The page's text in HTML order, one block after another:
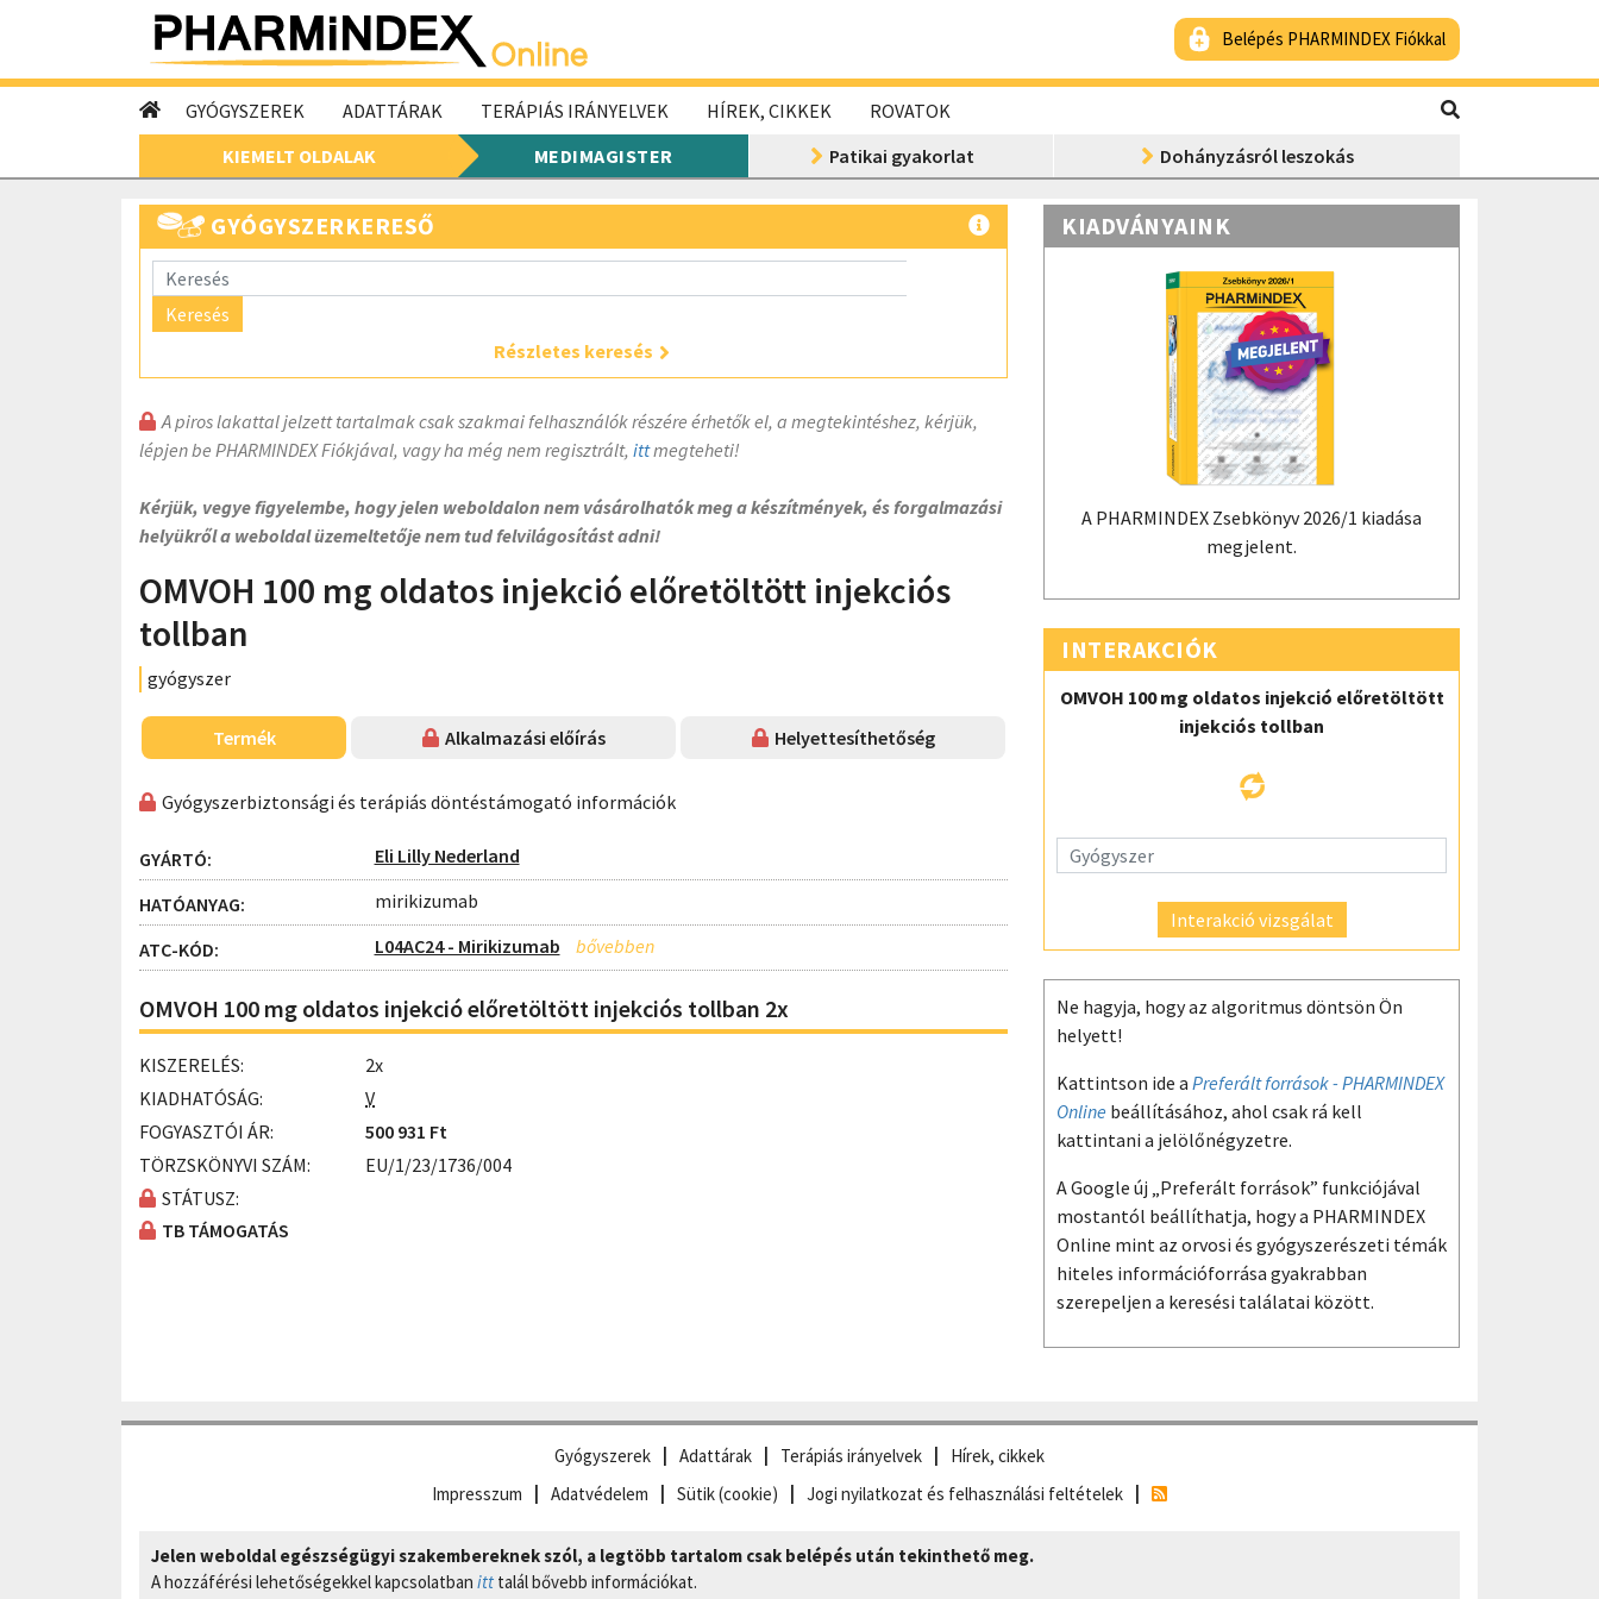
Belépés PHARMINDEX Fiókkal
GYÓGYSZEREK ADATTÁRAK TERÁPIÁS IRÁNYELVEK HÍREK, CIKKEK
ROVATOK
KIEMELT OLDALAK
MEDIMAGISTER Patikai gyakorlat Dohányzásról leszokás
GYÓGYSZERKERESŐ
Keresés
Részletes keresés
A piros lakattal jelzett tartalmak csak szakmai felhasználók részére érhetők el, a megtekintéshez, kérjük,
lépjen be PHARMINDEX Fiókjával, vagy ha még nem regisztrált, ittmegteheti!
Kérjük, vegye figyelembe, hogy jelen weboldalon nem vásárolhatók meg a készítmények, és forgalmazási
helyükről a weboldal üzemeltetője nem tud felvilágosítást adni!
OMVOH 100 mg oldatos injekció előretöltött injekciós
tollban
gyógyszer
Termék Alkalmazási előírás Helyettesíthetőség
Gyógyszerbiztonsági és terápiás döntéstámogató információk
GYÁRTÓ: Eli Lilly Nederland
HATÓANYAG: mirikizumab
ATC-KÓD: L04AC24 - Mirikizumab
OMVOH 100 mg oldatos injekció előretöltött injekciós tollban 2x
KISZERELÉS:
2x
KIADHATÓSÁG:
V
FOGYASZTÓI ÁR:
500 931 Ft
TÖRZSKÖNYVI SZÁM:
EU/1/23/1736/004
STÁTUSZ:
TB TÁMOGATÁS
KIADVÁNYAINK
A PHARMINDEX Zsebkönyv 2026/1 kiadása
megjelent.
INTERAKCIÓK
OMVOH 100 mg oldatos injekció előretöltött
injekciós tollban
Interakció vizsgálat
Ne hagyja, hogy az algoritmus döntsön Ön
helyett!
Kattintson ide a Preferált források - PHARMINDEX
Online beállításához, ahol csak rá kell
kattintani a jelölőnégyzetre.
A Google új „Preferált források” funkciójával
mostantól beállíthatja, hogy a PHARMINDEX
Online mint az orvosi és gyógyszerészeti témák
hiteles információforrása gyakrabban
szerepeljen a keresési találatai között.
Gyógyszerek Adattárak Terápiás irányelvek
Hírek, cikkek
Impresszum
Adatvédelem Sütik (cookie) Jogi nyilatkozat és felhasználási feltételek
Jelen weboldal egészségügyi szakembereknek szól, a legtöbb tartalom csak belépés után tekinthető meg.
A hozzáférési lehetőségekkel kapcsolatban itt talál bővebb információkat.